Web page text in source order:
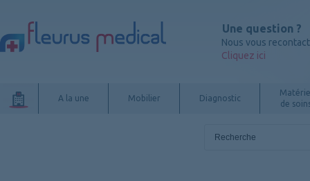
Une question ?
Nous vous
Cliquez ici
A la une Mobilier Diagnostic
de